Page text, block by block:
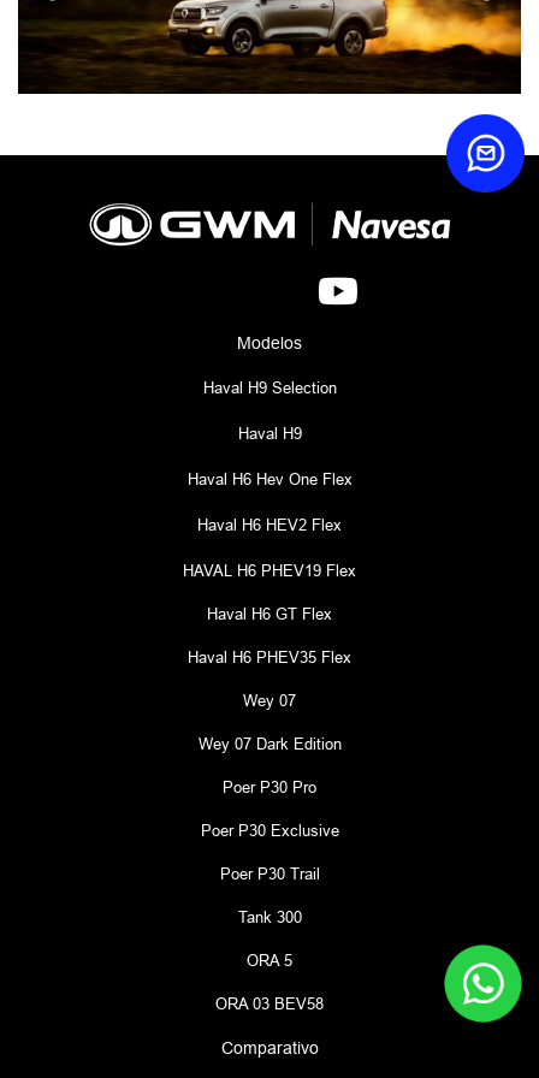
Modelos
Haval H9 Selection
Haval H9
Haval H6 Hev One Flex
Haval H6 HEV2 Flex
HAVAL H6 PHEV19 Flex
Haval H6 GT Flex
Haval H6 PHEV35 Flex
Wey 07
Wey 07 Dark Edition
Poer P30 Pro
Poer P30 Exclusive
Poer P30 Trail
Tank 300
ORA 5
ORA 03 BEV58
Comparativo